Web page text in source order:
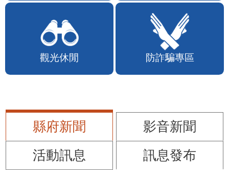
觀光休閒 防詐騙專區
縣府新聞
影音新聞
活動訊息
訊息發布